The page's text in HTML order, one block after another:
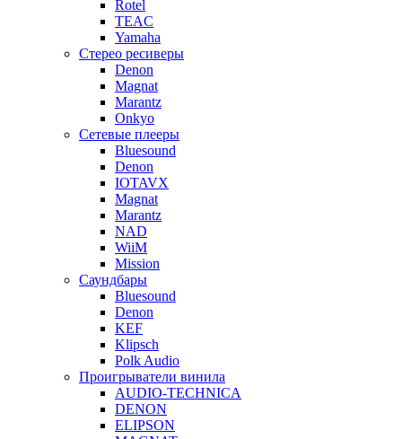
Rotel
TEAC
Yamaha
Стерео ресиверы
Denon
Magnat
Marantz
Onkyo
Сетевые плееры
Bluesound
Denon
IOTAVX
Magnat
Marantz
NAD
WiiM
Mission
Саундбары
Bluesound
Denon
KEF
Klipsch
Polk Audio
Проигрыватели винила
AUDIO-TECHNICA
DENON
ELIPSON